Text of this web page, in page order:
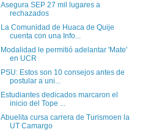
Asegura SEP 27 mil lugares a
rechazados
La Comunidad de Huaca de Quije
cuenta con una Info...
Modalidad le permitió adelantar 'Mate'
en UCR
PSU: Estos son 10 consejos antes de
postular a uni...
Estudiantes dedicados marcaron el
inicio del Tope ...
Abuelita cursa carrera de Turismoen la
UT Camargo